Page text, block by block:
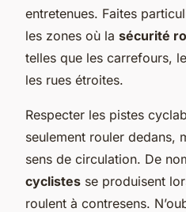
entretenues. Faites
les zones où la sécurité
telles que les carrefours,
les rues étroites.
Respecter les pistes
seulement rouler dedans,
sens de circulation. De
cyclistes se produisent
roulent à contresens.